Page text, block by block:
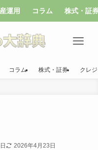
運用 コラム 株式・証
コラム 株式・証券 クレ
2026年4月23日